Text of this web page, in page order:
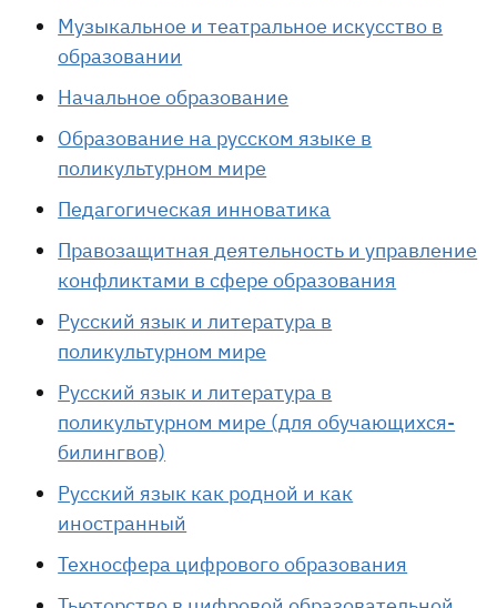
Музыкальное и театральное искусство в
образовании
Начальное образование
Образование на русском языке в
поликультурном мире
Педагогическая инноватика
Правозащитная деятельность и управление
конфликтами в сфере образования
Русский язык и литература в
поликультурном мире
Русский язык и литература в
поликультурном мире (для обучающихся-
билингвов)
Русский язык как родной и как
иностранный
Техносфера цифрового образования